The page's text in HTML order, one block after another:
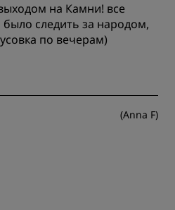
на Камни! все
следить за народом,
по вечерам)
(Anna F)